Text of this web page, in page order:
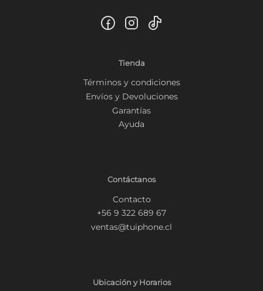
Tienda
Términos y condiciones
Envíos y Devoluciones
Garantías
Ayuda
Contáctanos
Contacto
+56 9 322 689 67
ventas@tuiphone.cl
Ubicación y Horarios